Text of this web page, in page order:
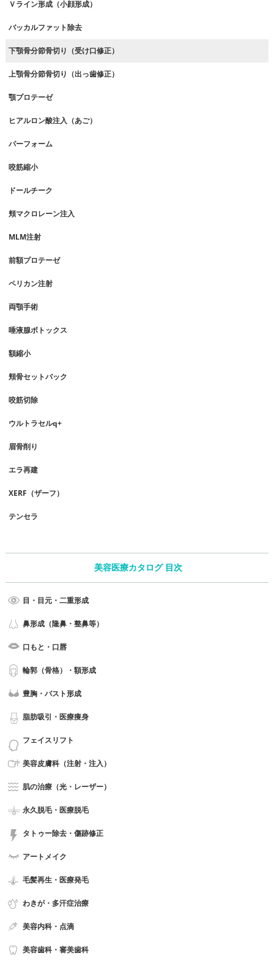
Ｖライン形成（小顔形成）
バッカルファット除去
下顎骨分節骨切り（受け口修正）
上顎骨分節骨切り（出っ歯修正）
顎プロテーゼ
ヒアルロン酸注入（あご）
パーフォーム
咬筋縮小
ドールチーク
頬マクロレーン注入
MLM注射
前額プロテーゼ
ペリカン注射
両顎手術
唾液腺ボトックス
額縮小
頬骨セットバック
咬筋切除
ウルトラセルq+
眉骨削り
エラ再建
XERF（ザーフ）
テンセラ
美容医療カタログ 目次
目・目元・二重形成
鼻形成（隆鼻・整鼻等）
口もと・口唇
輪郭（骨格）・額形成
豊胸・バスト形成
脂肪吸引・医療痩身
フェイスリフト
美容皮膚科（注射・注入）
肌の治療（光・レーザー）
永久脱毛・医療脱毛
タトゥー除去・傷跡修正
アートメイク
毛髪再生・医療発毛
わきが・多汗症治療
美容内科・点滴
美容歯科・審美歯科